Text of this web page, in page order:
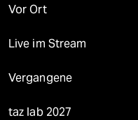
Vor Ort
Live im Stream
Vergangene
taz lab 2027